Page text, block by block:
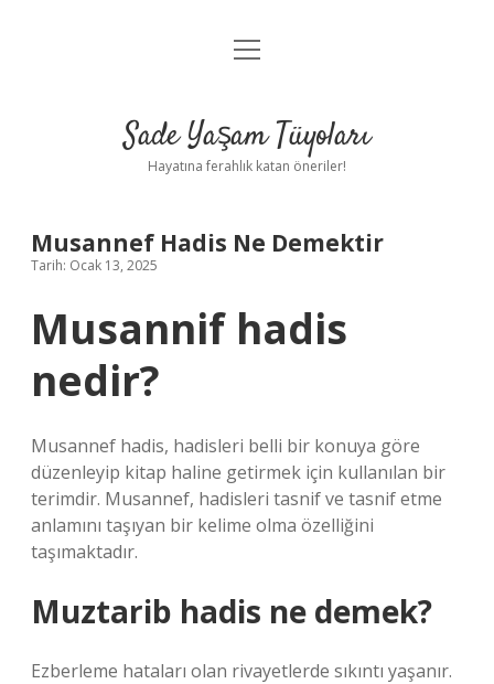
Anasayfa
Yasal Uyarı
menüyü
Sade Yaşam Tüyoları
Hayatına ferahlık katan öneriler!
Musannef Hadis Ne Demektir
Tarih: Ocak 13, 2025
Musannif hadis
nedir?
Musannef hadis, hadisleri belli bir konuya göre
düzenleyip kitap haline getirmek için kullanılan bir
terimdir. Musannef, hadisleri tasnif ve tasnif etme
anlamını taşıyan bir kelime olma özelliğini
taşımaktadır.
Muztarib hadis ne demek?
Ezberleme hataları olan rivayetlerde sıkıntı yaşanır.